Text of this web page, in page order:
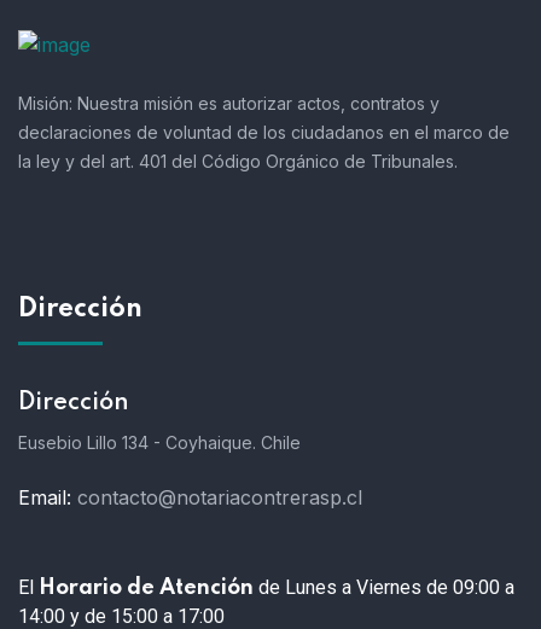
Misión: Nuestra misión es autorizar actos, contratos y
declaraciones de voluntad de los ciudadanos en el marco de
la ley y del art. 401 del Código Orgánico de Tribunales.
Dirección
Dirección
Eusebio Lillo 134 - Coyhaique. Chile
Email: contacto@notariacontrerasp.cl
El Horario de Atención de Lunes a Viernes de 09:00 a
14:00 y de 15:00 a 17:00